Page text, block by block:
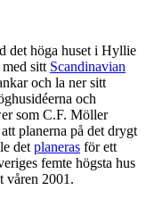
det höga huset i Hyllie
sitt Scandinavian
och la ner sitt
och
som C.F. Möller
planerna på det drygt
det planeras för ett
femte högsta hus
våren 2001.